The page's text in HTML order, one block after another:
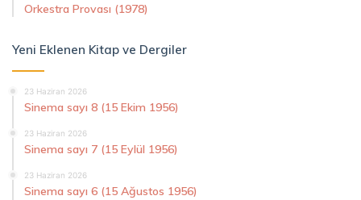
Orkestra Provası (1978)
Yeni Eklenen Kitap ve Dergiler
23 Haziran 2026
Sinema sayı 8 (15 Ekim 1956)
23 Haziran 2026
Sinema sayı 7 (15 Eylül 1956)
23 Haziran 2026
Sinema sayı 6 (15 Ağustos 1956)